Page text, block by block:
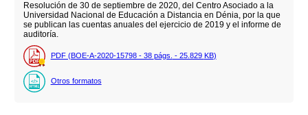
Resolución de 30 de septiembre de 2020, del Centro Asociado a la
Universidad Nacional de Educación a Distancia en Dénia, por la que
se publican las cuentas anuales del ejercicio de 2019 y el informe de
auditoría.
PDF (BOE-A-2020-15798 - 38 págs. - 25.829 KB)
Otros formatos